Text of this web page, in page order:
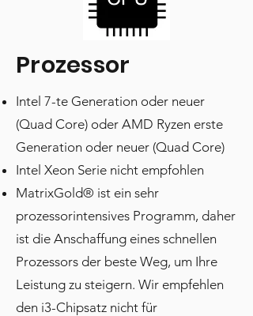
Prozessor
Intel 7-te Generation oder neuer
(Quad Core) oder AMD Ryzen erste
Generation oder neuer (Quad Core)
Intel Xeon Serie nicht empfohlen
MatrixGold® ist ein sehr
prozessorintensives Programm, daher
ist die Anschaffung eines schnellen
Prozessors der beste Weg, um Ihre
Leistung zu steigern. Wir empfehlen
den i3-Chipsatz nicht für